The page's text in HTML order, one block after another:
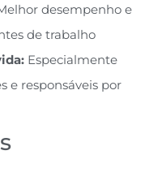
desempenho e
de trabalho
Especialmente
e responsáveis por